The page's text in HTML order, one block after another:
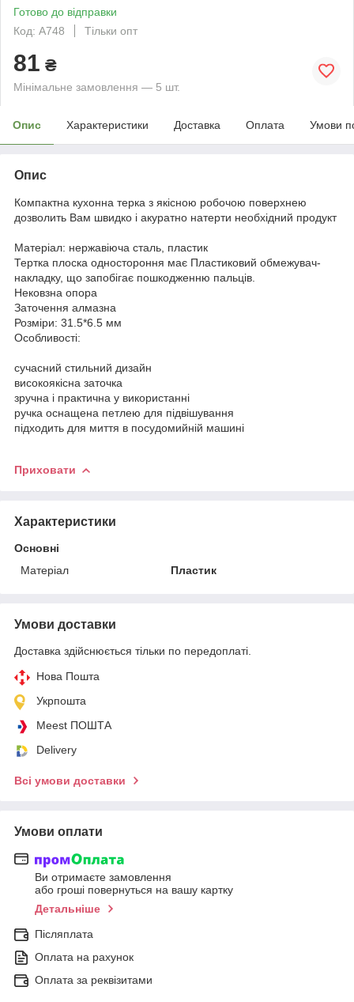
Готово до відправки
Код: А748
Тільки опт
81 ₴
Мінімальне замовлення — 5 шт.
Опис Характеристики Доставка Оплата Умови
Опис
Компактна кухонна терка з якісною робочою поверхнею
дозволить Вам швидко і акуратно натерти необхідний продукт
Матеріал: нержавіюча сталь, пластик
Тертка плоска одностороння має Пластиковий обмежувач-
накладку, що запобігає пошкодженню пальців.
Нековзна опора
Заточення алмазна
Розміри: 31.5*6.5 мм
Особливості:
сучасний стильний дизайн
високоякісна заточка
зручна і практична у використанні
ручка оснащена петлею для підвішування
підходить для миття в посудомийній машині
Приховати
Характеристики
Основні
Матеріал
Пластик
Умови доставки
Доставка здійснюється тільки по передоплаті.
Нова Пошта
Укрпошта
Meest ПОШТА
Delivery
Всі умови доставки
Умови оплати
Ви отримаєте замовлення
або гроші повернуться на вашу картку
Детальніше
Післяплата
Оплата на рахунок
Оплата за реквізитами